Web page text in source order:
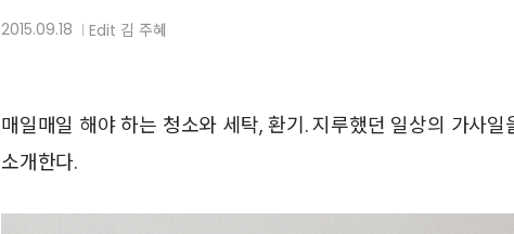
2015.09.18 Edit 김 주혜
매일매일 해야 하는 청소와 세탁, 환기. 지루했던 일상의 가사
소개한다.